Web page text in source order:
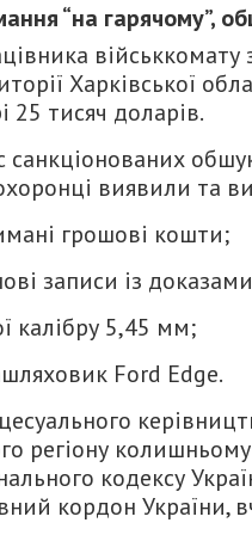
“на гарячому”,
Харківської
25 тисяч доларів.
санкціонованих
виявили та
грошові кошти;
записи із
калібру 5,45 мм;
Ford Edge.
регіону
кодексу
кордон України,